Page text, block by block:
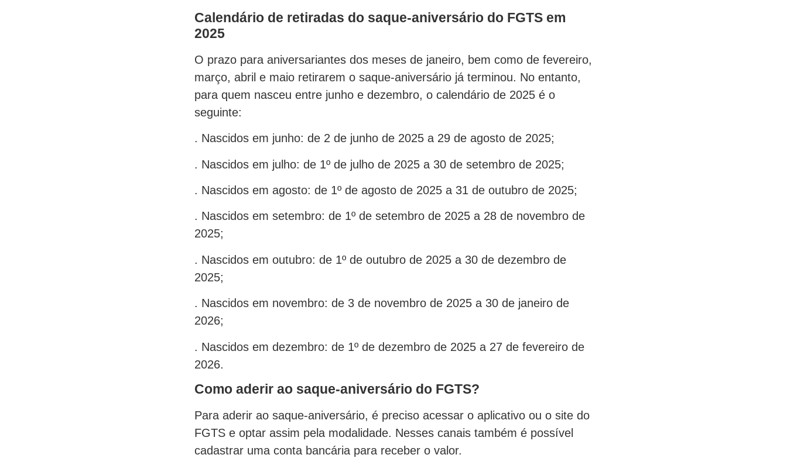
Calendário de retiradas do saque-aniversário do FGTS em
2025
O prazo para aniversariantes dos meses de janeiro, bem como de fevereiro,
março, abril e maio retirarem o saque-aniversário já terminou. No entanto,
para quem nasceu entre junho e dezembro, o calendário de 2025 é o
seguinte:
. Nascidos em junho: de 2 de junho de 2025 a 29 de agosto de 2025;
. Nascidos em julho: de 1º de julho de 2025 a 30 de setembro de 2025;
. Nascidos em agosto: de 1º de agosto de 2025 a 31 de outubro de 2025;
. Nascidos em setembro: de 1º de setembro de 2025 a 28 de novembro de
2025;
. Nascidos em outubro: de 1º de outubro de 2025 a 30 de dezembro de
2025;
. Nascidos em novembro: de 3 de novembro de 2025 a 30 de janeiro de
2026;
. Nascidos em dezembro: de 1º de dezembro de 2025 a 27 de fevereiro de
2026.
Como aderir ao saque-aniversário do FGTS?
Para aderir ao saque-aniversário, é preciso acessar o aplicativo ou o site do
FGTS e optar assim pela modalidade. Nesses canais também é possível
cadastrar uma conta bancária para receber o valor.